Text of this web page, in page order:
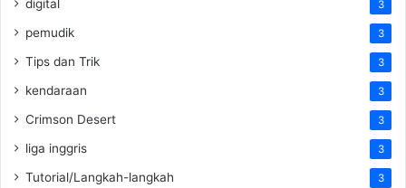
digital 3
pemudik 3
Tips dan Trik 3
kendaraan 3
Crimson Desert 3
liga inggris 3
Tutorial/Langkah-langkah 3